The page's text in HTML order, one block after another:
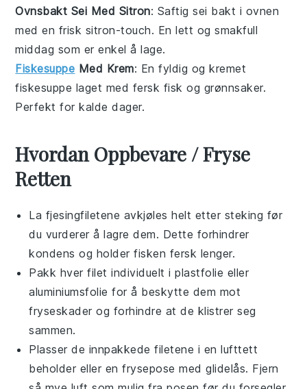
Ovnsbakt Sei Med Sitron: Saftigsei bakt i ovnen
med en frisk sitron-touch. En lett og smakfull
middag som er enkel å lage.
Fiskesuppe Med Krem: En fyldig og kremet
fiskesuppe laget med fersk fisk og grønnsaker.
Perfekt for kalde dager.
Hvordan Oppbevare / Fryse
Retten
La fjesingfiletene avkjøles helt etter steking før
du vurderer å lagre dem. Dette forhindrer
kondens og holder fisken fersk lenger.
Pakk hver filet individuelt i plastfolie eller
aluminiumsfolie for å beskytte dem mot
fryseskader og forhindre at de klistrer seg
sammen.
Plasser de innpakkede filetene i en lufttett
beholder eller en frysepose med glidelås. Fjern